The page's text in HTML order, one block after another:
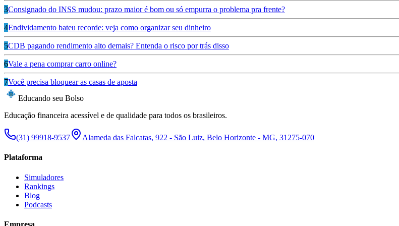
3Consignado do INSS mudou: prazo maior é bom ou só empurra o problema pra frente?
4Endividamento bateu recorde: veja como organizar seu dinheiro
5CDB pagando rendimento alto demais? Entenda o risco por trás disso
6Vale a pena comprar carro online?
7Você precisa bloquear as casas de aposta
Educando seu Bolso
Educação financeira acessível e de qualidade para todos os brasileiros.
(31) 99918-9537 Alameda das Falcatas, 922 - São Luiz, Belo Horizonte - MG, 31275-070
Plataforma
Simuladores
Rankings
Blog
Podcasts
Empresa